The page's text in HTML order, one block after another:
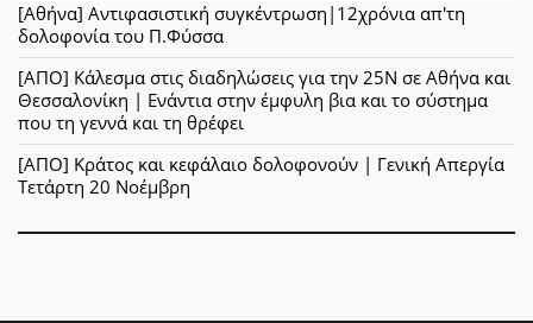
[Αθήνα] Αντιφασιστική συγκέντρωση|12χρόνια απ'τη
δολοφονία του Π.Φύσσα
[ΑΠΟ] Κάλεσμα στις διαδηλώσεις για την 25Ν σε Αθήνα και
Θεσσαλονίκη | Ενάντια στην έμφυλη βια και το σύστημα
που τη γεννά και τη θρέφει
[ΑΠΟ] Κράτος και κεφάλαιο δολοφονούν | Γενική Απεργία
Τετάρτη 20 Νοέμβρη